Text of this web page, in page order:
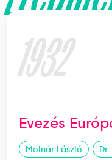
1932
Evezés
Molnár László